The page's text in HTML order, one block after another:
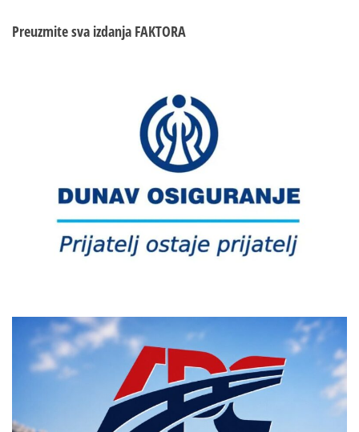
Preuzmite sva izdanja FAKTORA